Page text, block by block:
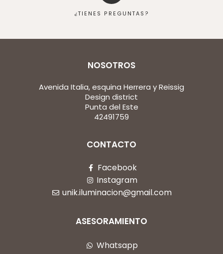
¿TIENES PREGUNTAS?
NOSOTROS
Avenida Italia, esquina Herrera y Reissig
Design district
Punta del Este
42491759
CONTACTO
Facebook
Instagram
unik.iluminacion@gmail.com
ASESORAMIENTO
Whatsapp